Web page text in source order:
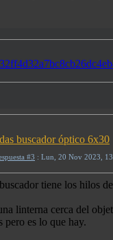
buscador óptico 6x30
#3 : Lun, 20 Nov 2023,
tiene los hilos
linterna cerca del
pero es lo que hay.